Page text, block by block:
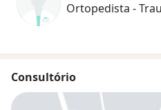
Ortopedista -
Consultório